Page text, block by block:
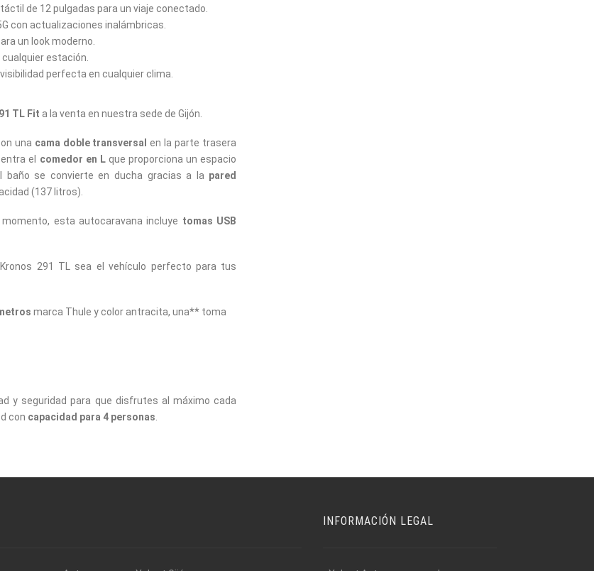
de 12 pulgadas para un viaje conectado.
con actualizaciones inalámbricas.
un look moderno.
estación.
perfecta en cualquier clima.
TL Fit a la venta en nuestra sede de Gijón.
una cama doble transversal en la parte trasera
el comedor en Lque proporciona un espacio
baño se convierte en ducha gracias a la pared
(137 litros).
esta autocaravana incluye tomas USB
291 TL sea el vehículo perfecto para tus
marca Thule y color antracita, una** toma
y seguridad para que disfrutes al máximo cada
con capacidad para 4 personas
INFORMACIÓN LEGAL